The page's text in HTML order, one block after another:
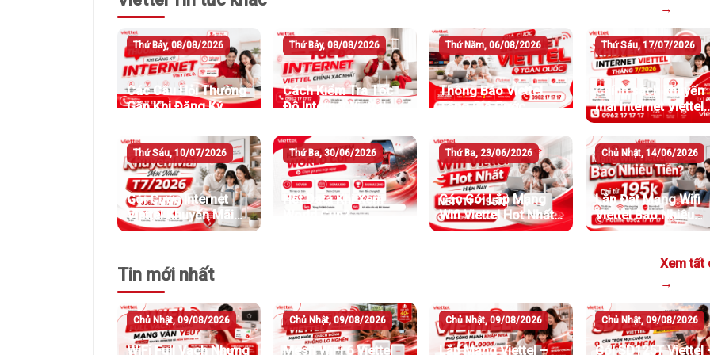
→
Thứ Bảy, 08/08/2026
Các Câu Hỏi Thường
Gặp Khi Đăng Ký
Thứ Bảy, 08/08/2026
Cách Kiểm Tra Tốc
Độ Internet Viettel
Thứ Năm, 06/08/2026
Thông Báo Viettel
Tăng Giá Cước
Thứ Sáu, 17/07/2026
Chính sách khuyến
mãi Internet Viettel
tháng 7/2026
Thứ Sáu, 10/07/2026
Gói Cước Internet
Viettel Khuyến Mãi
Mới Nhất T7/2026
Thứ Ba, 30/06/2026
Hết Data Khi Xem
World Cup?
Thứ Ba, 23/06/2026
Các Gói Lắp Mạng
Wifi Viettel Hot Nhất
Hiện Nay
Chủ Nhật, 14/06/2026
Lắp Đặt Mạng Wifi
Viettel Bao Nhiêu
Tiền
Tin mới nhất
Xem tất
→
Chủ Nhật, 09/08/2026
WiFi Full Vạch Nhưng
Chủ Nhật, 09/08/2026
Mesh WiFi 6 Viettel
Chủ Nhật, 09/08/2026
Lắp Mạng Viettel –
Chủ Nhật, 09/08/2026
Gói SD125T Viettel